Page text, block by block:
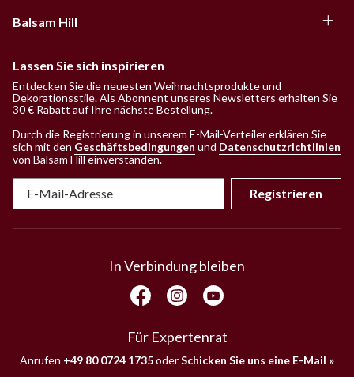
Balsam Hill
Lassen Sie sich inspirieren
Entdecken Sie die neuesten Weihnachtsprodukte und
Dekorationsstile. Als Abonnent unseres Newsletters erhalten Sie
30 € Rabatt auf Ihre nächste Bestellung.
Durch die Registrierung in unserem E-Mail-Verteiler erklären Sie
sich mit den Geschäftsbedingungen und Datenschutzrichtlinien
von Balsam Hill einverstanden.
Registrieren
In Verbindung bleiben
Für Expertenrat
Anrufen +49 80 0724 1735oderSchicken Sie uns eine E-Mail »